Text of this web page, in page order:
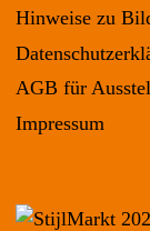
Hinweise zu
AGB für
Impressum